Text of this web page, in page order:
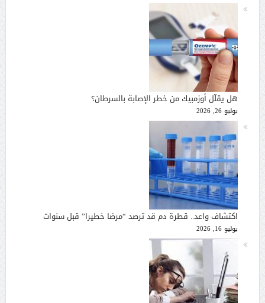
هل يقلّل أوزمبيك من خطر الإصابة بالسرطان؟
يوليو 26, 2026
اكتشاف واعد.. قطرة دم قد ترصد “مرضا خطيرا” قبل سنوات
يوليو 16, 2026